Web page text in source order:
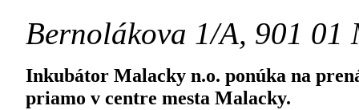
Bernolákova 1/A, 901 01
Inkubátor Malacky n.o. ponúka na
priamo v centre mesta Malacky.